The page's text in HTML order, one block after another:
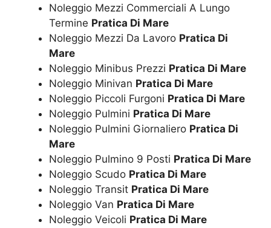
Noleggio Mezzi Commerciali A Lungo
Termine Pratica Di Mare
Noleggio Mezzi Da Lavoro Pratica Di
Mare
Noleggio Minibus Prezzi Pratica Di Mare
Noleggio Minivan Pratica Di Mare
Noleggio Piccoli Furgoni Pratica Di Mare
Noleggio Pulmini Pratica Di Mare
Noleggio Pulmini Giornaliero Pratica Di
Mare
Noleggio Pulmino 9 Posti Pratica Di Mare
Noleggio Scudo Pratica Di Mare
Noleggio Transit Pratica Di Mare
Noleggio Van Pratica Di Mare
Noleggio Veicoli Pratica Di Mare